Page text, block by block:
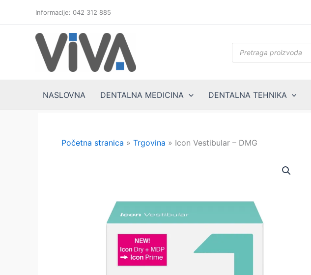
Informacije: 042 312 885
search
NASLOVNA DENTALNA MEDICINA DENTALNA TEHNIKA
Početna stranica » Trgovina » Icon Vestibular – DMG